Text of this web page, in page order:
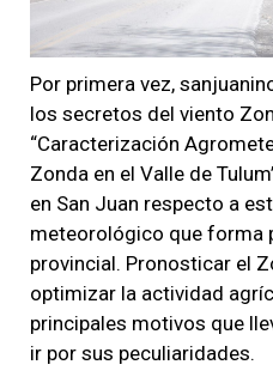
Por primera vez,
los secretos del viento
“Caracterización
Zonda en el Valle de
en San Juan respecto a
meteorológico que forma
provincial. Pronosticar el
optimizar la actividad
principales motivos que
ir por sus peculiaridades.